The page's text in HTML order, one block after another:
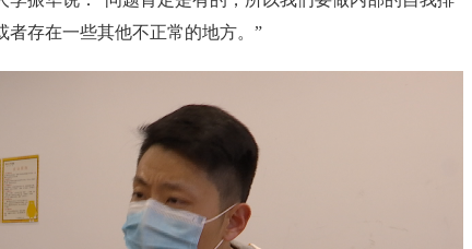
者存在一些其他不正常的地方。”